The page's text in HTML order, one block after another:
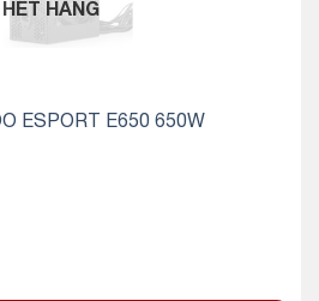
HẾT HÀNG
ESPORT E650 650W